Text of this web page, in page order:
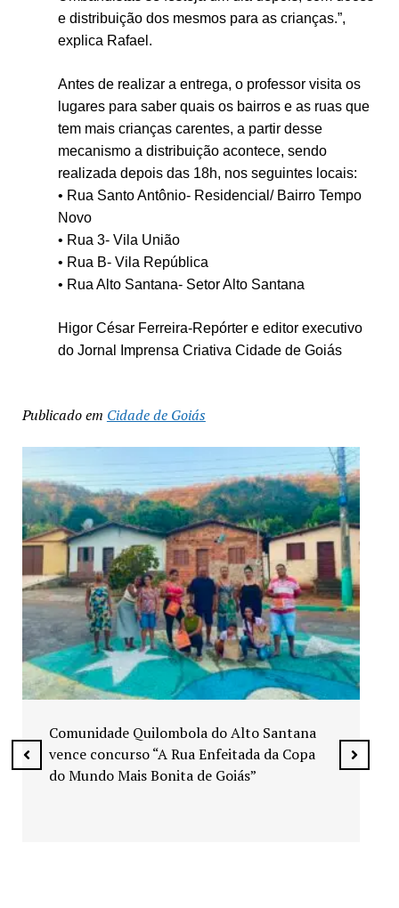
e distribuição dos mesmos para as crianças.”,
explica Rafael.
Antes de realizar a entrega, o professor visita os
lugares para saber quais os bairros e as ruas que
tem mais crianças carentes, a partir desse
mecanismo a distribuição acontece, sendo
realizada depois das 18h, nos seguintes locais:
• Rua Santo Antônio- Residencial/ Bairro Tempo
Novo
• Rua 3- Vila União
• Rua B- Vila República
• Rua Alto Santana- Setor Alto Santana
Higor César Ferreira-Repórter e editor executivo
do Jornal Imprensa Criativa Cidade de Goiás
Publicado em Cidade de Goiás
Exposição “Arte em Cores” leva pinturas a
espaços públicos de Senador Canedo